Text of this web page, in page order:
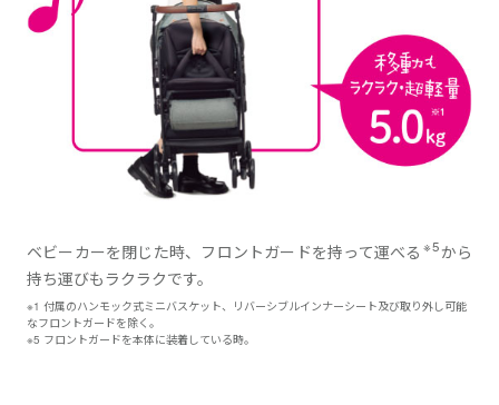
ベビーカーを閉じた時、フロントガードを持って運べる ※5から
持ち運びもラクラクです。
※1 付属のハンモック式ミニバスケット、リバーシブルインナーシート及び取り外し可能
なフロントガードを除く。
※5 フロントガードを本体に装着している時。